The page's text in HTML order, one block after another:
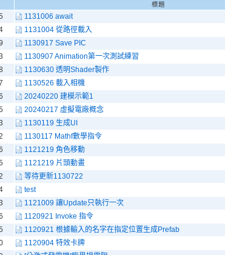
標題
1131006 await
1131004 從路徑載入
1130917 Save PIC
1130907 Animation第一次測試練習
1130630 透明Shader製作
1130526 載入相機
20240220 建模示範1
20240217 虛擬電廠概念
1130119 生成UI
1130117 Mathf數學指令
1121219 角色移動
1121219 片頭動畫
等待更新1130722
test
1121009 讓Update只執行一次
1120921 Invoke 指令
1120921 根據輸入的名字在指定位置生成Prefab
1120904 特效卡牌